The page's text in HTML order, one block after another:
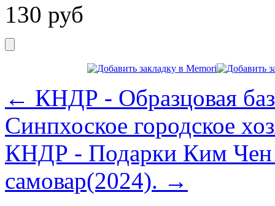
130 руб
← КНДР - Образцовая
Синпхоское городское
КНДР - Подарки Ким Чен
самовар(2024). →